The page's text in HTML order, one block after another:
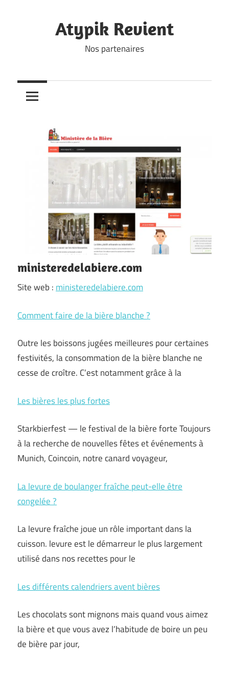
Atypik Revient
Nos partenaires
ministeredelabiere.com
Site web : ministeredelabiere.com
Comment faire de la bière blanche ?
Outre les boissons jugées meilleures pour certaines
festivités, la consommation de la bière blanche ne
cesse de croître. C’est notamment grâce à la
Les bières les plus fortes
Starkbierfest — le festival de la bière forte Toujours
à la recherche de nouvelles fêtes et événements à
Munich, Coincoin, notre canard voyageur,
La levure de boulanger fraîche peut-elle être
congelée ?
La levure fraîche joue un rôle important dans la
cuisson. levure est le démarreur le plus largement
utilisé dans nos recettes pour le
Les différents calendriers avent bières
Les chocolats sont mignons mais quand vous aimez
la bière et que vous avez l’habitude de boire un peu
de bière par jour,